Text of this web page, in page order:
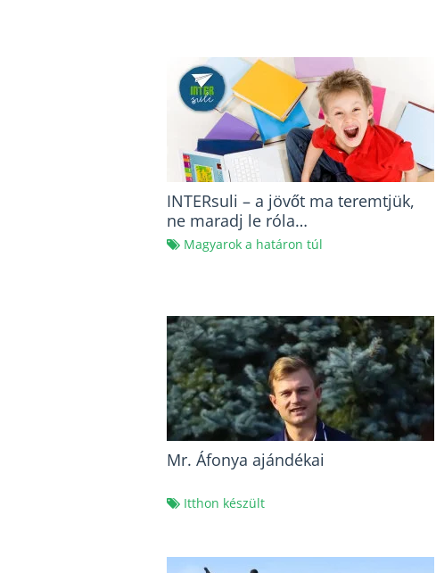
INTERsuli – a jövőt ma teremtjük,
ne maradj le róla…
Magyarok a határon túl
Mr. Áfonya ajándékai
Itthon készült